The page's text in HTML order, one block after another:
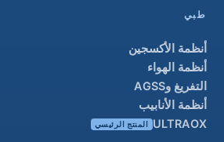
طبي
أنظمة الأكسجين
أنظمة الهواء
التفريغ وAGSS
أنظمة الأنابيب
ULTRAOX المنتج الرئيسي